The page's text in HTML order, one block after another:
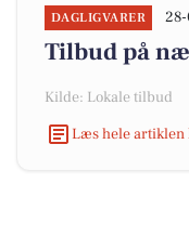
DAGLIGVARER
Tilbud på
Kilde: Lokale tilbud
Læs hele artiklen